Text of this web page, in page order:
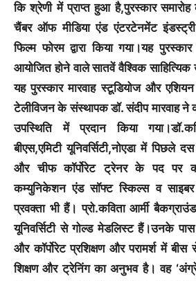
कि श्रेणी में प्राप्त हुआ है,पुरस्कार
चैंबर ऑफ मीडिया एंड एंटरटेनमेंट
फिल्म फोरम द्वारा किया गया।यह
आयोजित होने वाले सातवें वैश्विक
यह पुरस्कार मारवाह स्टूडियोज और
टेलीविजन के संस्थापक डॉ. संदीप मारवाह ने
उपस्थिति में प्रदान किया
बीएस,एमिटी यूनिवर्सिटी,नोएडा में पिछले
और चीफ कॉर्पोरेट ट्रेनर के पद पर
कम्युनिकेशन एंड सॉफ्ट स्किल्स व साइबर
प्रवक्ता भी हैं। प्रो.कविता आर्मी
यूनिवर्सिटी से गोल्ड मेडलिस्ट हैं।उनके पास
और कॉर्पोरेट प्रशिक्षण और परामर्श में बीस
शिक्षण और ट्रेनिंग का अनुभव है। वह